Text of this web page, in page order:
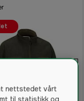
nettstedet vårt
til statistikk og